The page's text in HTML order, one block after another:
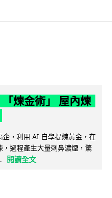
煉金術」 屋內煉
，利用 AI 自學提煉黃金，在
過程產生大量刺鼻濃煙，驚
閱讀全文